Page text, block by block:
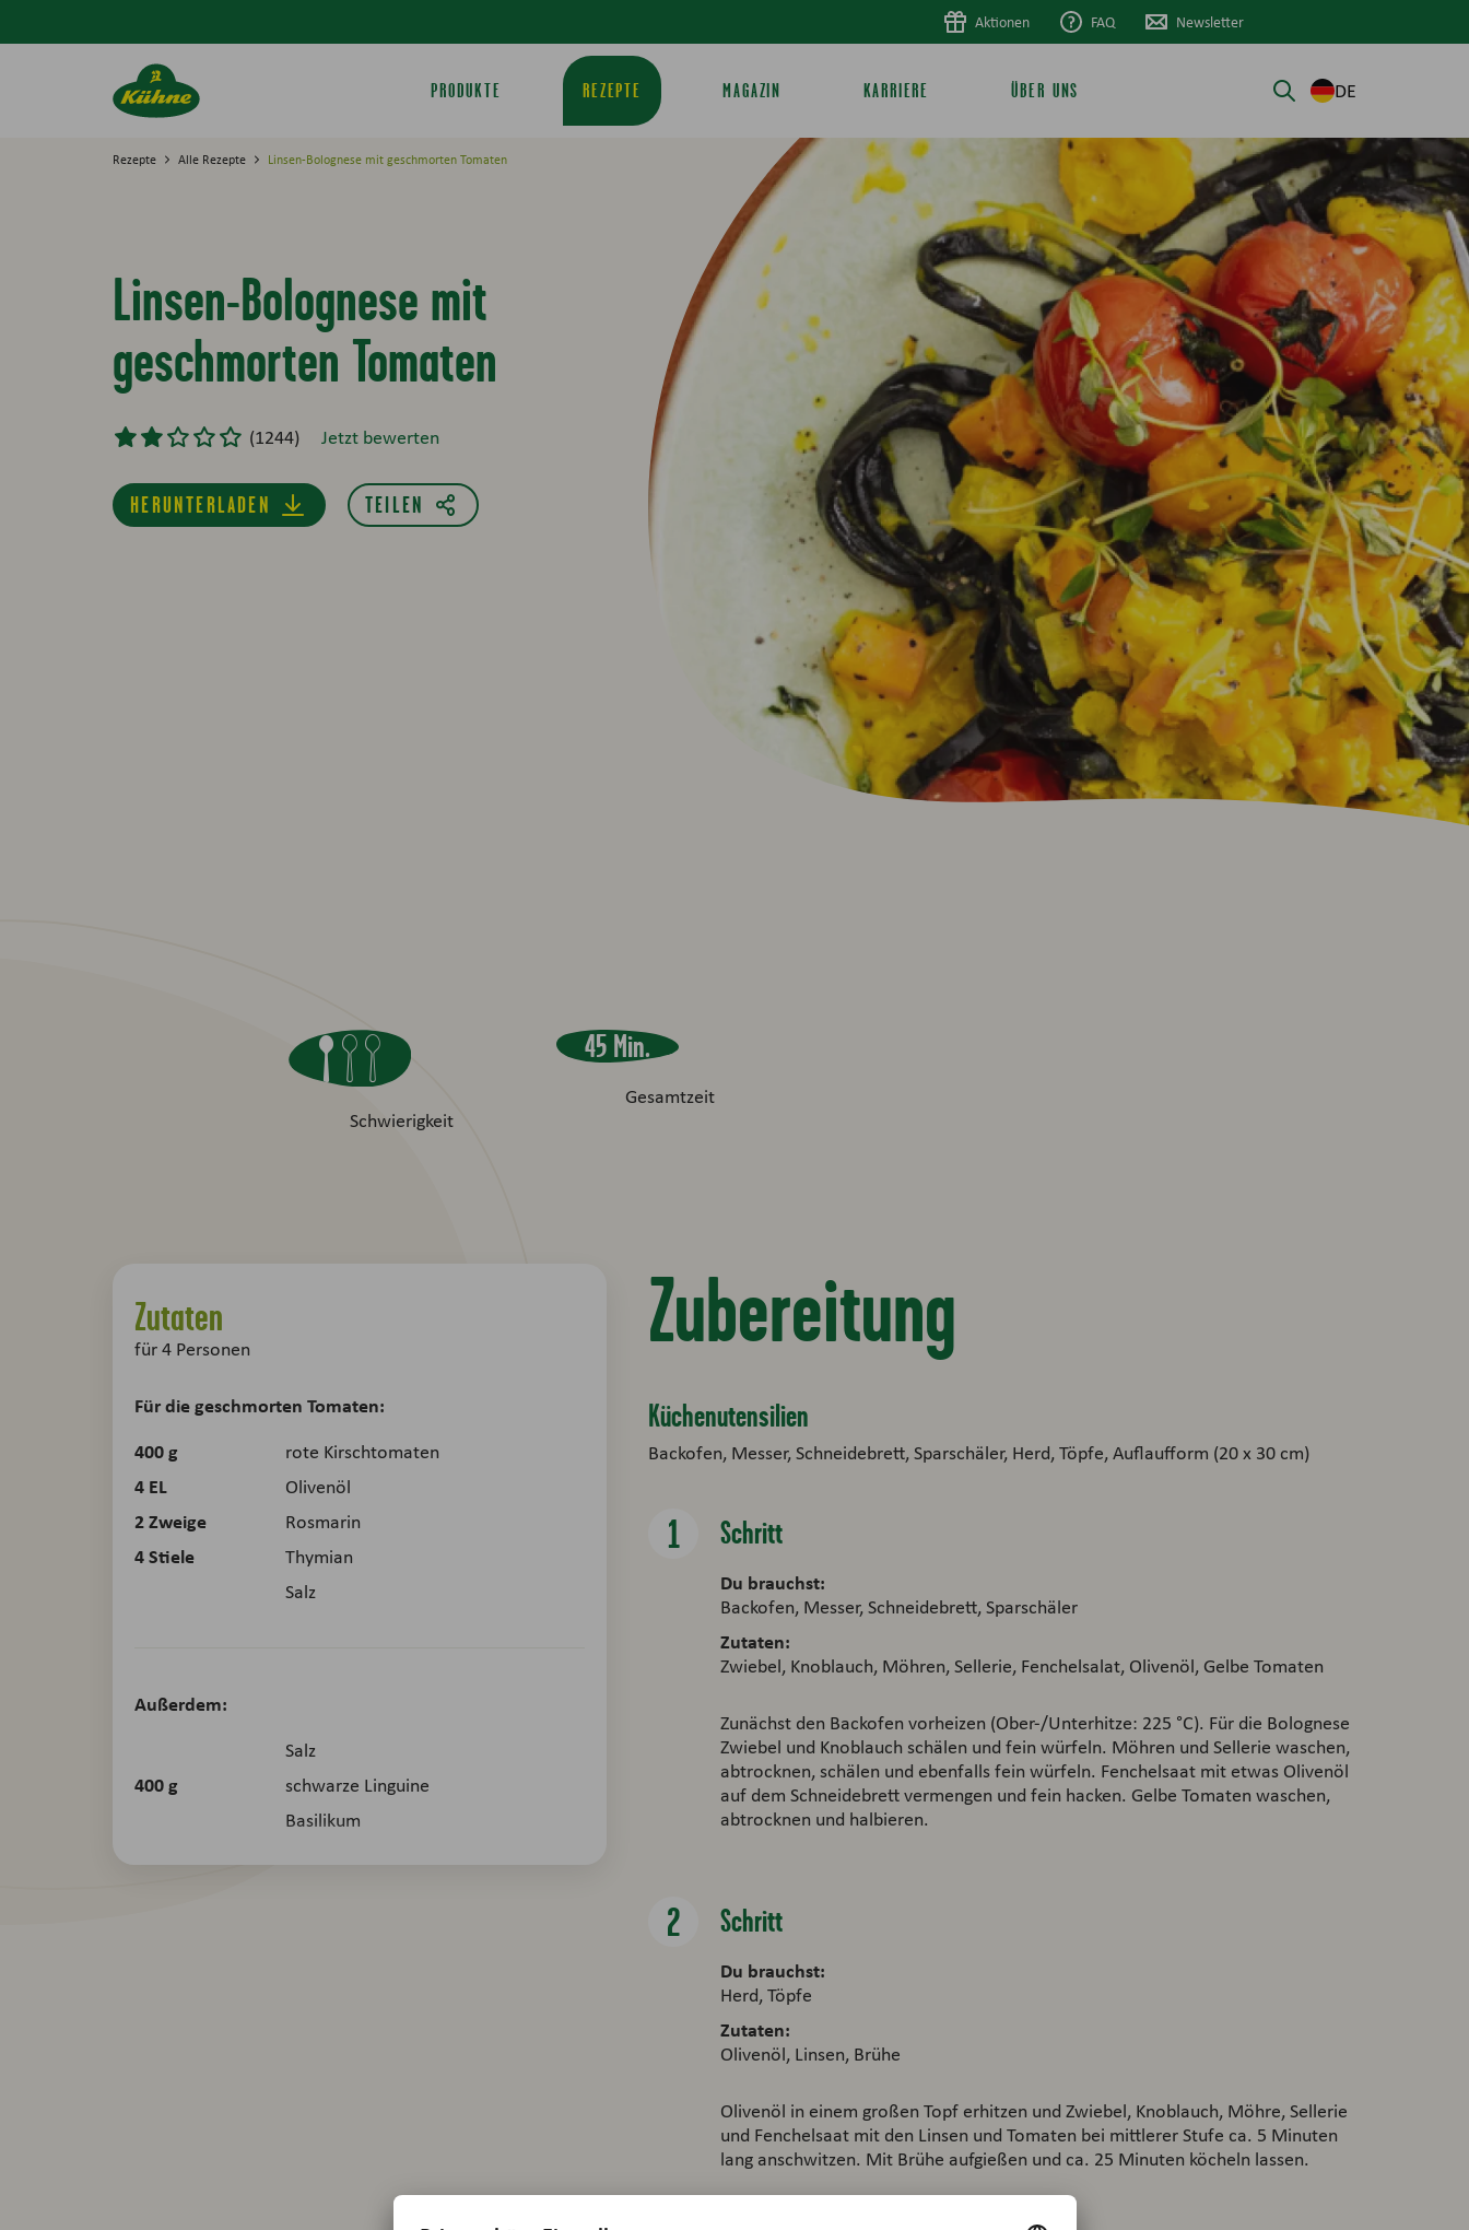
Springe zum Hauptinhalt
PRODUKTE REZEPTE MAGAZIN KARRIERE ÜBER UNS DE
Aktionen FAQ Newsletter
Rezepte Alle Rezepte Linsen-Bolognese mit geschmorten Tomaten
Linsen-Bolognese mit
geschmorten Tomaten
(1244) Jetzt bewerten
HERUNTERLADEN
Schwierigkeit
45 Min.
Gesamtzeit
Zutaten
für4 Personen
Für die geschmorten Tomaten:
400g rote Kirschtomaten
4 EL Olivenöl
2Zweige Rosmarin
4Stiele
Thymian
Salz
Außerdem:
Salz
400g
schwarze Linguine
Basilikum
Zubereitung
Küchenutensilien
Backofen, Messer, Schneidebrett, Sparschäler, Herd, Töpfe, Auflaufform (20 x 30 cm)
Schritt
Du brauchst:
Backofen, Messer, Schneidebrett, Sparschäler
Zutaten:
Zwiebel, Knoblauch, Möhren, Sellerie, Fenchelsalat, Olivenöl, Gelbe Tomaten
Zunächst den Backofen vorheizen (Ober-/Unterhitze: 225 °C). Für die Bolognese
Zwiebel und Knoblauch schälen und fein würfeln. Möhren und Sellerie waschen,
abtrocknen, schälen und ebenfalls fein würfeln. Fenchelsaat mit etwas Olivenöl
auf dem Schneidebrett vermengen und fein hacken. Gelbe Tomaten waschen,
abtrocknen und halbieren.
Schritt
Du brauchst:
Herd, Töpfe
Zutaten:
Olivenöl, Linsen, Brühe
Olivenöl in einem großen Topf erhitzen und Zwiebel, Knoblauch, Möhre, Sellerie
und Fenchelsaat mit den Linsen und Tomaten bei mittlerer Stufe ca. 5 Minuten
lang anschwitzen. Mit Brühe aufgießen und ca. 25 Minuten köcheln lassen.